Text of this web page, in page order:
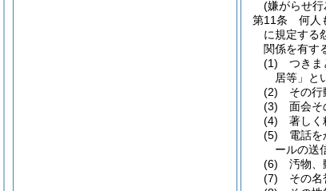
(嫌がらせ
第11条
何人
に規定する
関係を有す
(1)
つきま
居等」と
(2)
その行
(3)
面会そ
(4)
著しく
(5)
電話
ールの送
(6)
汚物、
(7)
その名